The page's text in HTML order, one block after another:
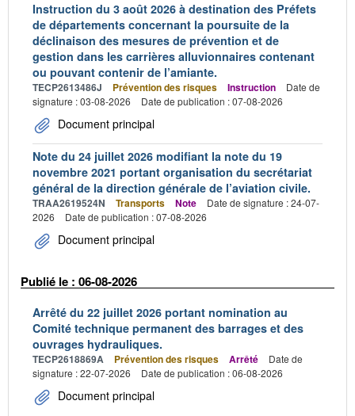
Instruction du 3 août 2026 à destination des Préfets
de départements concernant la poursuite de la
déclinaison des mesures de prévention et de
gestion dans les carrières alluvionnaires contenant
ou pouvant contenir de l’amiante.
TECP2613486J Prévention des risques Instruction
Date de
signature : 03-08-2026
Date de publication : 07-08-2026
Document principal
Note du 24 juillet 2026 modifiant la note du 19
novembre 2021 portant organisation du secrétariat
général de la direction générale de l’aviation civile.
TRAA2619524N Transports Note
Date de signature : 24-07-
2026
Date de publication : 07-08-2026
Document principal
Publié le : 06-08-2026
Arrêté du 22 juillet 2026 portant nomination au
Comité technique permanent des barrages et des
ouvrages hydrauliques.
TECP2618869A Prévention des risques Arrêté
Date de
signature : 22-07-2026
Date de publication : 06-08-2026
Document principal